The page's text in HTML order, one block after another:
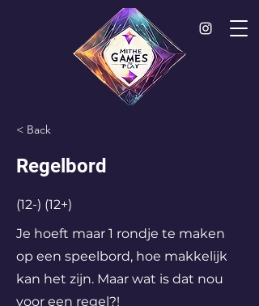
< Back
Regelbord
(12-) (12+)
Je hoeft maar 1 rondje te maken
op een speelbord, hoe makkelijk
kan het zijn. Maar wat is dat nou
voor een regel?!